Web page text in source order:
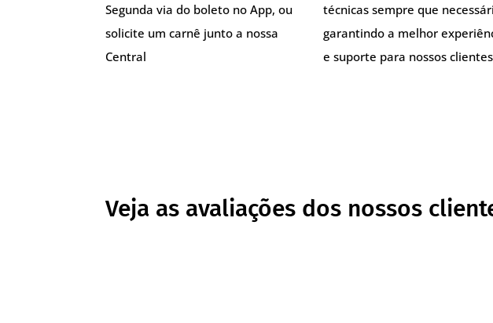
Segunda via do boleto no App, ou
solicite um carnê junto a nossa
Central
técnicas sempre que
garantindo a melhor
e suporte para nossos
Veja as avaliações dos nossos